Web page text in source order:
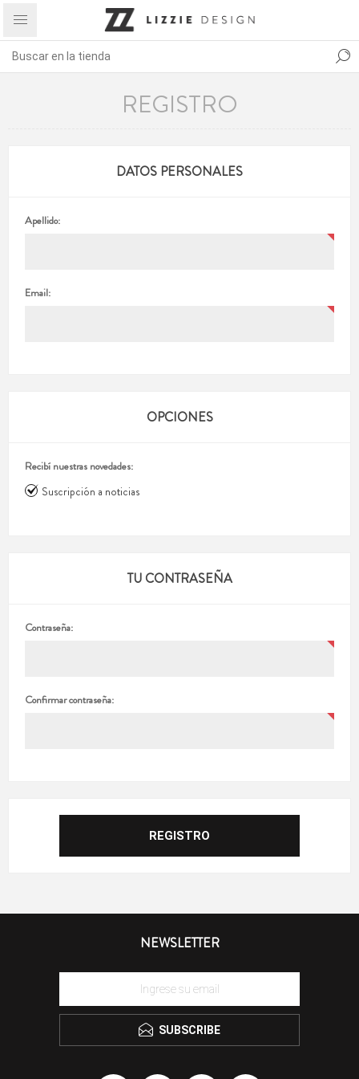
REGISTRO
DATOS PERSONALES
Apellido:
Email:
OPCIONES
Recibí nuestras novedades:
Suscripción a noticias
TU CONTRASEÑA
Contraseña:
Confirmar contraseña:
NEWSLETTER
SUBSCRIBE